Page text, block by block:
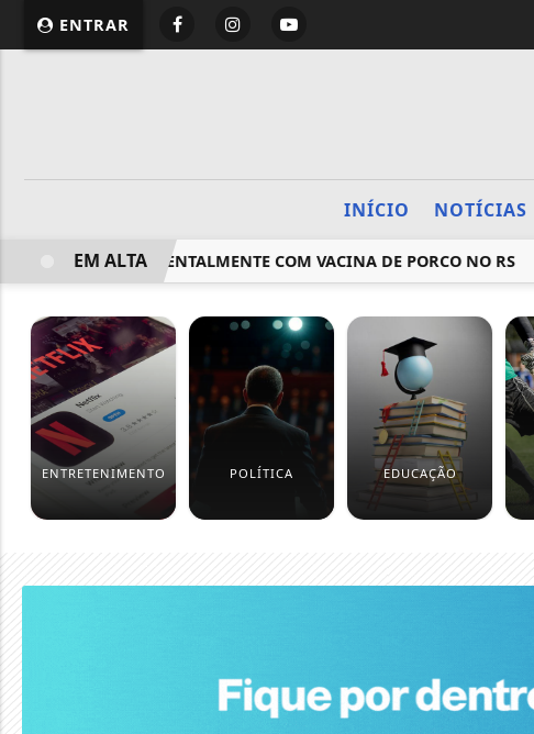
ENTRAR
INÍCIO NOTÍCIAS
ACIDENTALMENTE COM VACINA DE PORCO NO RS
EM ALTA
ENTRETENIMENTO POLÍTICA EDUCAÇÃO